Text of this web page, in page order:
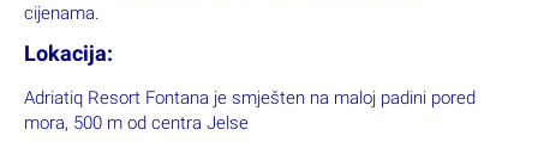
nalazi na vrhu brda u blizini glavne ceste. Posjetite Jelsu i
Resort Fontana poziva vas na odmor po pristupačnim
cijenama.
Lokacija: